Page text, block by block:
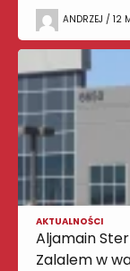
ANDRZEJ / 12
AKTUALNOŚCI
Aljamain
Zalalem w